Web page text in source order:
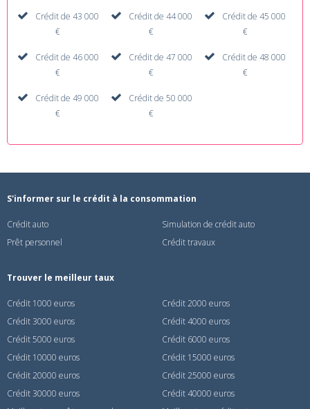
Crédit de 43 000
€
Crédit de 44 000
€
Crédit de 45 000
€
Crédit de 46 000
€
Crédit de 47 000
€
Crédit de 48 000
€
Crédit de 49 000
€
Crédit de 50 000
€
S'informer sur le crédit à la consommation
Crédit auto
Simulation de crédit auto
Prêt personnel
Crédit travaux
Trouver le meilleur taux
Crédit 1000 euros
Crédit 2000 euros
Crédit 3000 euros
Crédit 4000 euros
Crédit 5000 euros
Crédit 6000 euros
Crédit 10000 euros
Crédit 15000 euros
Crédit 20000 euros
Crédit 25000 euros
Crédit 30000 euros
Crédit 40000 euros